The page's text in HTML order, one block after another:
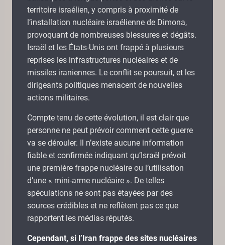
territoire israélien, y compris à proximité de
l’installation nucléaire israélienne de Dimona,
provoquant de nombreuses blessures et dégâts.
Israël et les États-Unis ont frappé à plusieurs
reprises les infrastructures nucléaires et de
missiles iraniennes. Le conflit se poursuit, et les
dirigeants politiques menacent de nouvelles
actions militaires.
Compte tenu de cette évolution, il est clair que
personne ne peut prévoir comment cette guerre
va se dérouler. Il n’existe aucune information
fiable et confirmée indiquant qu’Israël prévoit
une première frappe nucléaire ou l’utilisation
d’une « mini-arme nucléaire ». De telles
spéculations ne sont pas étayées par des
sources crédibles et ne reflètent pas ce que
rapportent les médias réputés.
Cependant, si l’Iran frappe des sites nucléaires